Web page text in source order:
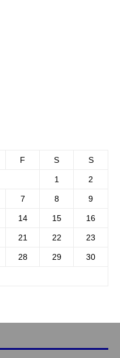
F S S
1 2
7 8 9
14 15 16
21 22 23
28 29 30